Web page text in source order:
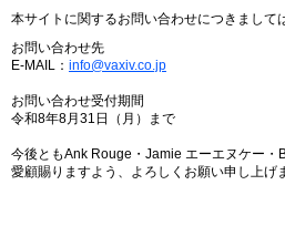
本サイトに関するお問い合わせにつきまして
お問い合わせ先
E-MAIL： info@vaxiv.co.jp
お問い合わせ受付期間
令和8年8月31日（月）まで
今後ともAnk Rouge・Jamie エーエヌケー・
愛顧賜りますよう、よろしくお願い申し上げ